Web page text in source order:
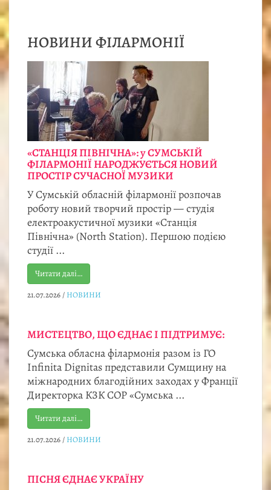
НОВИНИ ФІЛАРМОНІЇ
«СТАНЦІЯ ПІВНІЧНА»: у СУМСЬКІЙ
ФІЛАРМОНІЇ НАРОДЖУЄТЬСЯ НОВИЙ
ПРОСТІР СУЧАСНОЇ МУЗИКИ
У Сумській обласній філармонії розпочав
роботу новий творчий простір — студія
електроакустичної музики «Станція
Північна» (North Station). Першою подією
студії ...
Читати далі…
21.07.2026/ НОВИНИ
МИСТЕЦТВО, ЩО ЄДНАЄ І ПІДТРИМУЄ:
Сумська обласна філармонія разом із ГО
Infinita Dignitas представили Сумщину на
міжнародних благодійних заходах у Франції
Директорка КЗК СОР «Сумська ...
Читати далі…
21.07.2026/ НОВИНИ
ПІСНЯ ЄДНАЄ УКРАЇНУ